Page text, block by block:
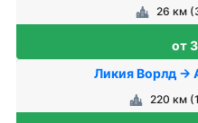
26 км
от
Ликия Ворлд →
220 км